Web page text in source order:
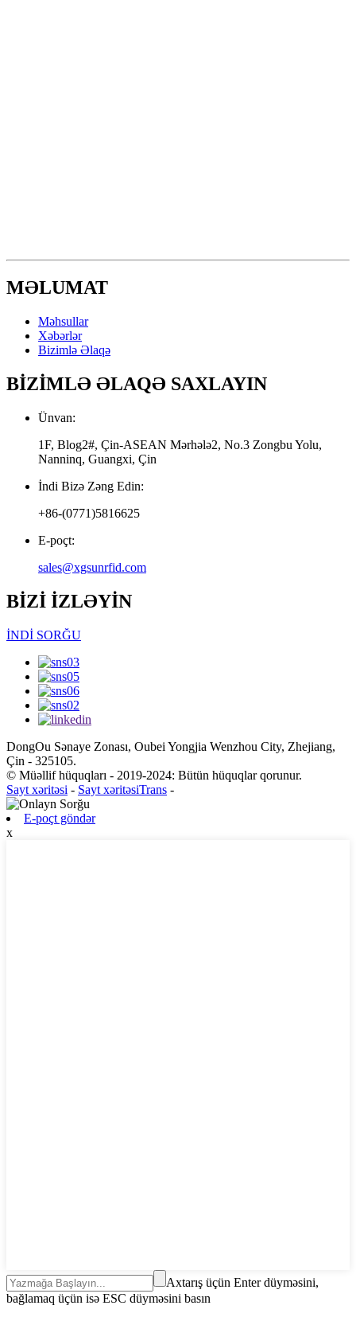
MƏLUMAT
Məhsullar
Xəbərlər
Bizimlə Əlaqə
BİZİMLƏ ƏLAQƏ SAXLAYIN
Ünvan:
1F, Blog2#, Çin-ASEAN Mərhələ2, No.3 Zongbu Yolu,
Nanninq, Guangxi, Çin
İndi Bizə Zəng Edin:
+86-(0771)5816625
E-poçt:
sales@xgsunrfid.com
BİZİ İZLƏYİN
İNDİ SORĞU
DongOu Sənaye Zonası, Oubei Yongjia Wenzhou City, Zhejiang,
Çin - 325105.
© Müəllif hüquqları - 2019-2024: Bütün hüquqlar qorunur.
Sayt xəritəsi - Sayt xəritəsiTrans -
E-poçt göndər
x
Axtarış üçün Enter düyməsini,
bağlamaq üçün isə ESC düyməsini basın